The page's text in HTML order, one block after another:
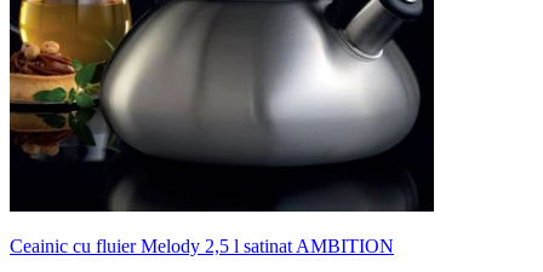
Ceainic cu fluier Melody 2,5 l satinat AMBITION